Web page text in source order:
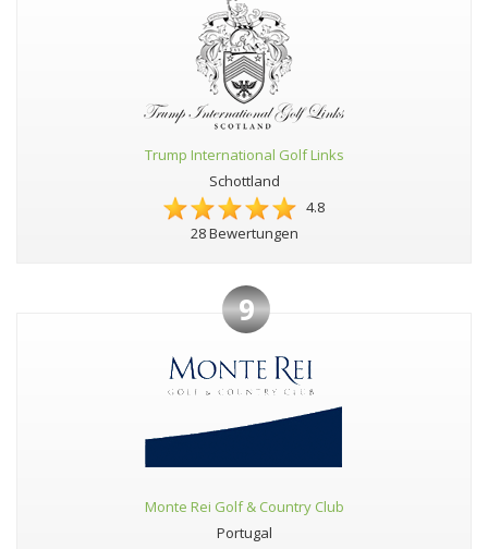
Trump International Golf Links
Schottland
4.8
28 Bewertungen
9
Monte Rei Golf & Country Club
Portugal